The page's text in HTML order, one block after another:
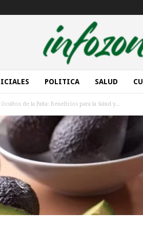
POLITICA SALUD
de la Palta: Beneficios para la Salud y...